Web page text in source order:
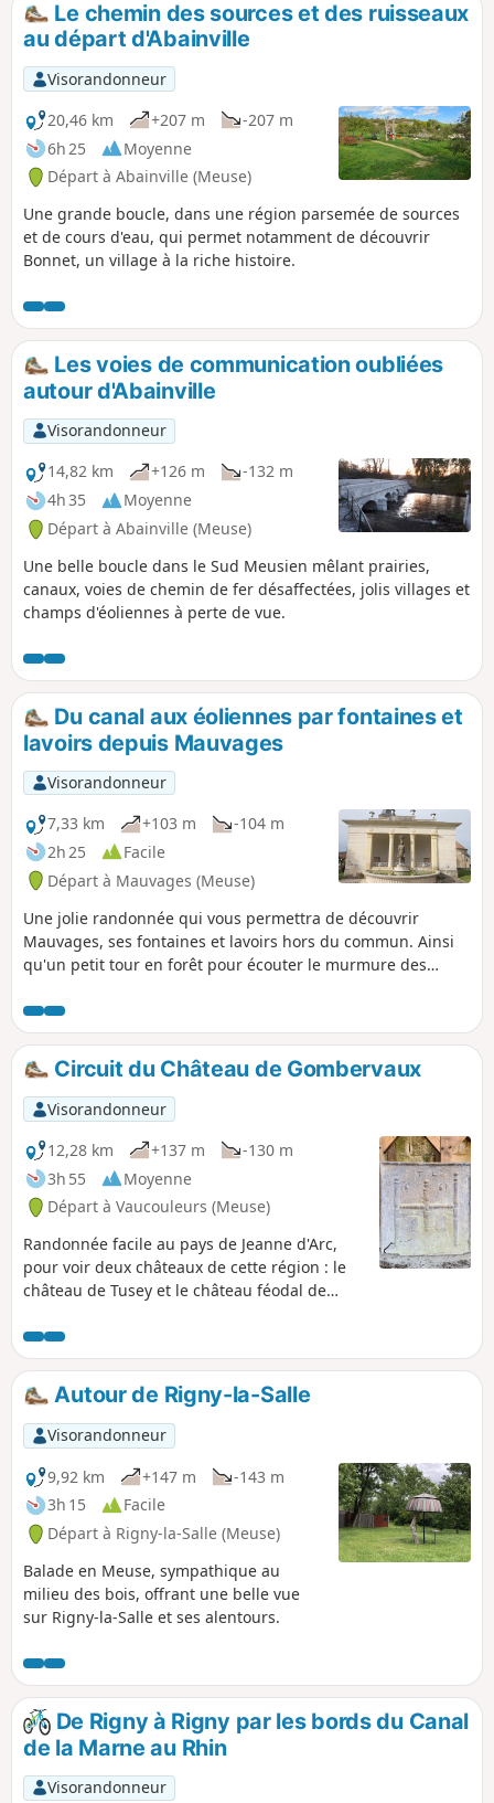
p
Le chemin des sources et des ruisseaux
au départ d'Abainville
Visorandonneur
20,46 km
+207 m
-207 m
6h 25
Moyenne
Départ à Abainville (Meuse)
Une grande boucle, dans une région parsemée de sources
et de cours d'eau, qui permet notamment de découvrir
Bonnet, un village à la riche histoire.
Les voies de communication oubliées
autour d'Abainville
Visorandonneur
14,82 km
+126 m
-132 m
4h 35
Moyenne
Départ à Abainville (Meuse)
Une belle boucle dans le Sud Meusien mêlant prairies,
canaux, voies de chemin de fer désaffectées, jolis villages et
champs d'éoliennes à perte de vue.
Du canal aux éoliennes par fontaines et
lavoirs depuis Mauvages
Visorandonneur
7,33 km
+103 m
-104 m
2h 25
Facile
Départ à Mauvages (Meuse)
Une jolie randonnée qui vous permettra de découvrir
Mauvages, ses fontaines et lavoirs hors du commun. Ainsi
qu'un petit tour en forêt pour écouter le murmure des
inverse, car il est interdit de descendre les escaliers au
niveau du canal, entre (3) et (4)
Circuit du Château de Gombervaux
Visorandonneur
12,28 km
+137 m
-130 m
3h 55
Moyenne
Départ à Vaucouleurs (Meuse)
Randonnée facile au pays de Jeanne d'Arc,
pour voir deux châteaux de cette région : le
château de Tusey et le château féodal de
Autour de Rigny-la-Salle
Visorandonneur
9,92 km
+147 m
-143 m
3h 15
Facile
Départ à Rigny-la-Salle (Meuse)
Balade en Meuse, sympathique au
milieu des bois, offrant une belle vue
sur Rigny-la-Salle et ses alentours.
De Rigny à Rigny par les bords du Canal
de la Marne au Rhin
Visorandonneur